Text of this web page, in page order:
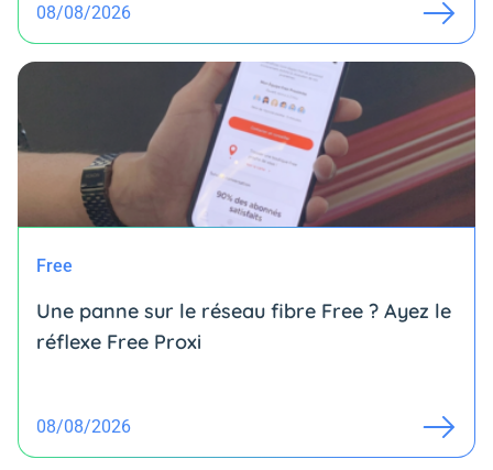
08/08/2026
Free
Une panne sur le réseau fibre Free ? Ayez le
réflexe Free Proxi
08/08/2026